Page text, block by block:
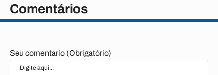
Comentários
Seu comentário (Obrigatório)